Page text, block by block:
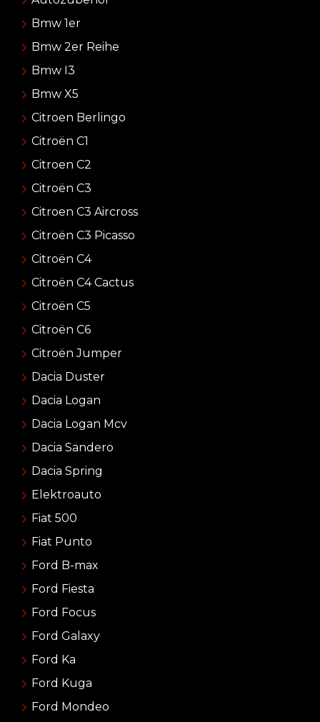
Bmw 1er
Bmw 2er Reihe
Bmw I3
Bmw X5
Citroen Berlingo
Citroën C1
Citroen C2
Citroën C3
Citroen C3 Aircross
Citroën C3 Picasso
Citroën C4
Citroën C4 Cactus
Citroën C5
Citroën C6
Citroën Jumper
Dacia Duster
Dacia Logan
Dacia Logan Mcv
Dacia Sandero
Dacia Spring
Elektroauto
Fiat 500
Fiat Punto
Ford B-max
Ford Fiesta
Ford Focus
Ford Galaxy
Ford Ka
Ford Kuga
Ford Mondeo